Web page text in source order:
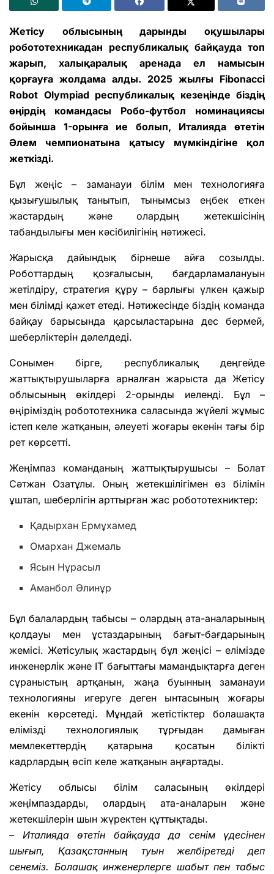
Жетісу облысының дарынды оқушылары
робототехникадан республикалық байқауда топ
жарып, халықаралық аренада ел намысын
қорғауға жолдама алды. 2025 жылғы Fibonacci
Robot Olympiad республикалық кезеңінде біздің
өңірдің командасы Робо-футбол номинациясы
бойынша 1-орынға ие болып, Италияда өтетін
Әлем чемпионатына қатысу мүмкіндігіне қол
жеткізді.
Бұл жеңіс – заманауи білім мен технологияға
қызығушылық танытып, тынымсыз еңбек еткен
жастардың және олардың жетекшісінің
табандылығы мен кәсібилігінің нәтижесі.
Жарысқа дайындық бірнеше айға созылды.
Роботтардың қозғалысын, бағдарламалануын
жетілдіру, стратегия құру – барлығы үлкен қажыр
мен білімді қажет етеді. Нәтижесінде біздің команда
байқау барысында қарсыластарына дес бермей,
шеберліктерін дәлелдеді.
Сонымен бірге, республикалық деңгейде
жаттықтырушыларға арналған жарыста да Жетісу
облысының өкілдері 2-орынды иеленді. Бұл –
өңіріміздің робототехника саласында жүйелі жұмыс
істеп келе жатқанын, әлеуеті жоғары екенін тағы бір
рет көрсетті.
Жеңімпаз команданың жаттықтырушысы – Болат
Сәтжан Озатұлы. Оның жетекшілігімен өз білімін
ұштап, шеберлігін арттырған жас робототехниктер:
Қадырхан Ермұхамед
Омархан Джемаль
Ясын Нұрасыл
Аманбол Әлинұр
Бұл балалардың табысы – олардың ата-аналарының
қолдауы мен ұстаздарының бағыт-бағдарының
жемісі. Жетісулық жастардың бұл жеңісі – елімізде
инженерлік және ІТ бағыттағы мамандықтарға деген
сұраныстың артқанын, жаңа буынның заманауи
технологияны игеруге деген ынтасының жоғары
екенін көрсетеді. Мұндай жетістіктер болашақта
елімізді технологиялық тұрғыдан дамыған
мемлекеттердің қатарына қосатын білікті
кадрлардың өсіп келе жатқанын аңғартады.
Жетісу облысы білім саласының өкілдері
жеңімпаздарды, олардың ата-аналарын және
жетекшілерін шын жүректен құттықтады.
– Италияда өтетін байқауда да сенім үдесінен
шығып, Қазақстанның туын желбіретеді деп
сенеміз. Болашақ инженерлерге шабыт пен табыс